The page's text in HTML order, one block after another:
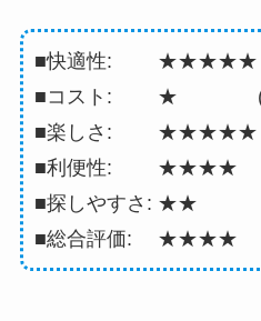
■快適性: ★★★★★
■コスト: ★
■楽しさ: ★★★★★
■利便性: ★★★★
■探しやすさ: ★★
■総合評価: ★★★★